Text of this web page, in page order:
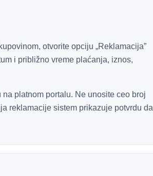
otvorite opciju „Reklamacija”
i približno vreme plaćanja, iznos,
platnom portalu. Ne unosite ceo broj
reklamacije sistem prikazuje potvrdu da